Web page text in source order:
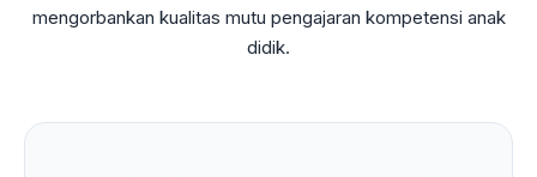
mengorbankan kualitas mutu pengajaran kompetensi anak
didik.